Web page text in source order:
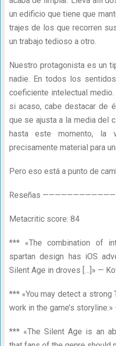
un edificio que tiene que
trajes de los que recorren
un trabajo tedioso a otro.
Nuestro protagonista es un
nadie. En todos los
coeficiente intelectual medio.
si acaso, cabe destacar de
que se ajusta a la media del
hasta este momento,
precisamente material para
Pero eso está a punto de
Reseñas
Metacritic score: 84
*** «The combination of
spartan design has iOS
Silent Age in droves […]» —
*** «You may detect a
work in the game’s
*** «The Silent Age is an